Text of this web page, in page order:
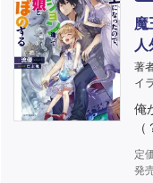
魔
著
イ
俺
定
発